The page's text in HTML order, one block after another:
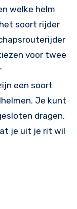
welke helm
soort rijder
voor twee
een soort
Je kunt
dragen,
je uit je rit wil